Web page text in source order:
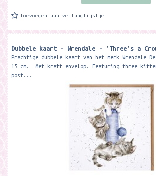
Toevoegen aan verlanglijstje
Dubbele kaart - Wrendale - 'Three's a
Prachtige dubbele kaart van het merk Wrendale
15 cm. Met kraft envelop. Featuring three
post...